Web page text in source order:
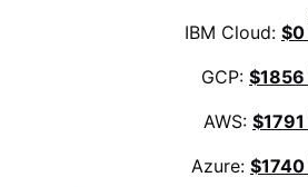
IBM Cloud: $0
GCP: $1856
AWS:
Azure: $1740